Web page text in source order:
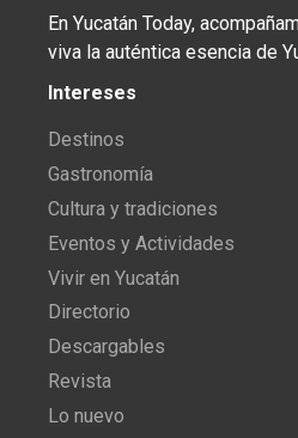
En Yucatán Today,
viva la auténtica esencia de
Intereses
Destinos
Gastronomía
Cultura y tradiciones
Eventos y Actividades
Vivir en Yucatán
Directorio
Descargables
Revista
Lo nuevo